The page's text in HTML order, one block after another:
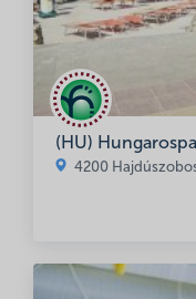
(HU)
4200